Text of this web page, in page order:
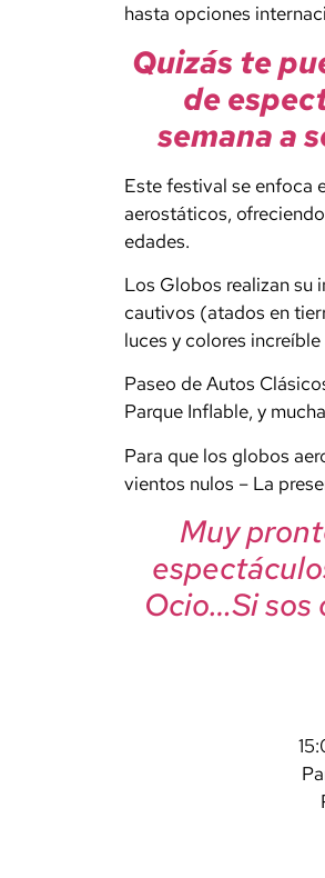
hasta opciones
Quizás te
de
semana a
Este festival se enfoca
aerostáticos,
edades.
Los Globos realizan su
cautivos (atados en
luces y colores
Paseo de Autos
Parque Inflable, y
Para que los globos
vientos nulos – La
Muy
Ocio…Si sos